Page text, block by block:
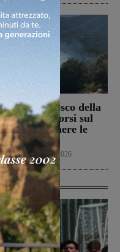
nel bosco della
Soccorsi sul
per spegnere le
7 Agosto 2026